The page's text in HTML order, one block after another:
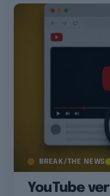
BREAK/THE NEWS
YouTube